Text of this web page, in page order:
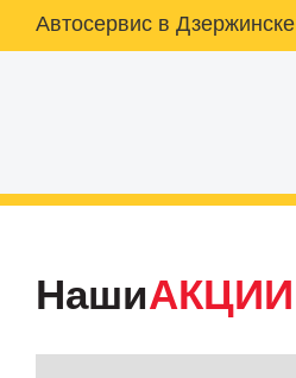
Автосервис в Дзержинске
НашиАКЦИИ